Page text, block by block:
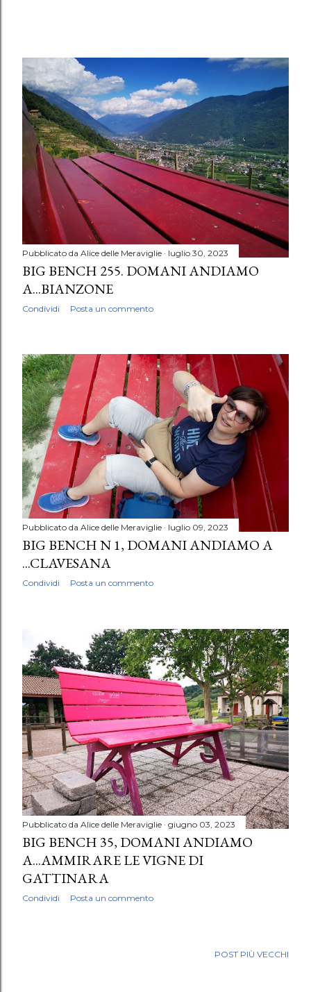
Pubblicato da Alice delle Meraviglie luglio 30, 2023
BIG BENCH 255. DOMANI ANDIAMO
A...BIANZONE
Condividi Posta un commento
Pubblicato da Alice delle Meraviglie luglio 09, 2023
BIG BENCH N 1, DOMANI ANDIAMO A
...CLAVESANA
Condividi Posta un commento
Pubblicato da Alice delle Meraviglie giugno 03, 2023
BIG BENCH 35, DOMANI ANDIAMO
A...AMMIRARE LE VIGNE DI
GATTINARA
Condividi Posta un commento
POST PIÙ VECCHI